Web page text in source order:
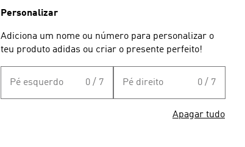
Personalizar
Adiciona um nome ou número para personalizar o
teu produto adidas ou criar o presente perfeito!
Pé esquerdo 0 / 7 Pé direito 0 / 7
Apagar tudo